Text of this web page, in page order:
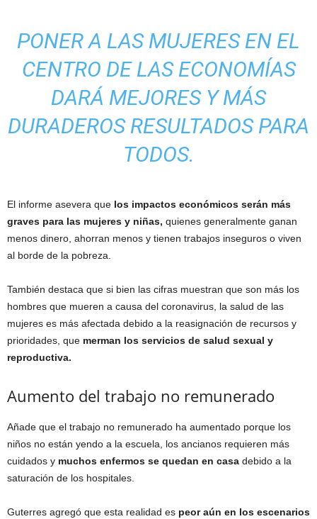
PONER A LAS MUJERES EN EL
CENTRO DE LAS ECONOMÍAS
DARÁ MEJORES Y MÁS
DURADEROS RESULTADOS PARA
TODOS.
El informe asevera que los impactos económicos serán más
graves para las mujeres y niñas, quienes generalmente ganan
menos dinero, ahorran menos y tienen trabajos inseguros o viven
al borde de la pobreza.
También destaca que si bien las cifras muestran que son más los
hombres que mueren a causa del coronavirus, la salud de las
mujeres es más afectada debido a la reasignación de recursos y
prioridades, que merman los servicios de salud sexual y
reproductiva.
Aumento del trabajo no remunerado
Añade que el trabajo no remunerado ha aumentado porque los
niños no están yendo a la escuela, los ancianos requieren más
cuidados y muchos enfermos se quedan en casa debido a la
saturación de los hospitales.
Guterres agregó que esta realidad es peor aún en los escenarios